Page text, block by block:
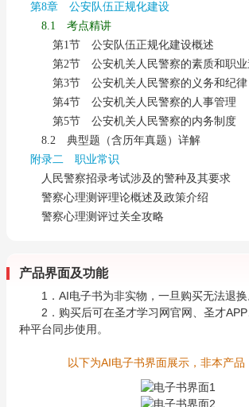
第8章 公安队伍正规化建设
8.1 考点精讲
第1节 公安队伍正规化建设概述
第2节 公安机关人民警察的素质和职业
第3节 公安机关人民警察的义务和纪律
第4节 公安机关人民警察的人事管理
第5节 公安机关人民警察的内务制度
8.2 典型题（含历年真题）详解
附录二 职业常识
人民警察招录考试涉及的警种及其要求
警察心理测评理论概述及政策介绍
警察心理测评过关全攻略
产品界面及功能
1．AI电子书为非实物，一旦购买无法退换
2．购买后可在圣才学习网官网、圣才
种平台同步使用。
以下为AI电子书界面展示，非本产品